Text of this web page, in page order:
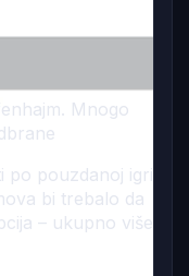
Mnogo
po pouzdanoj igri
bi trebalo da
– ukupno više